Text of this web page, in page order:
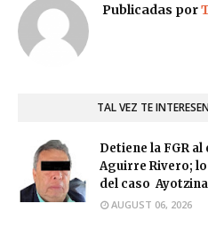
Publicadas por
TAL VEZ TE
Detiene la FGR
Aguirre Rivero;
del caso
AUGUST 06, 2026